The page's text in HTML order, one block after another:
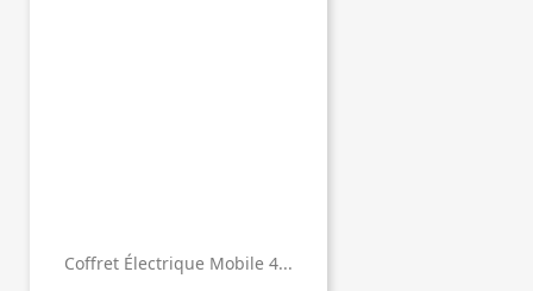
Coffret Électrique Mobile 4...